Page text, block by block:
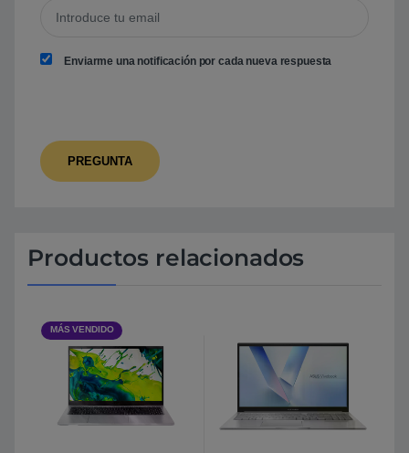
Enviarme una notificación por cada nueva respuesta
Productos relacionados
MÁS VENDIDO